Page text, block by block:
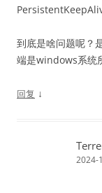
到底是啥问题呢？
端是windows系统
回复 ↓
2024-